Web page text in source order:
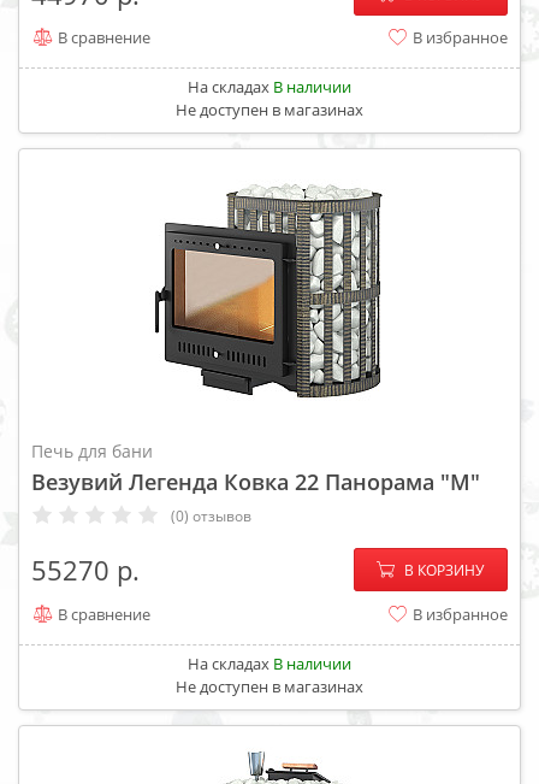
В сравнение В избранное
На складах В наличии
Не доступен в магазинах
Печь для бани
Везувий Легенда Ковка 22 Панорама "М"
(0) отзывов
55270 − +
В КОРЗИНУ
В сравнение В избранное
На складах В наличии
Не доступен в магазинах